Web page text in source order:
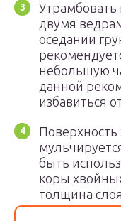
Утрамбовать
двумя
оседании
небольшую
данной
избавиться
Поверхность
быть
коры
толщина